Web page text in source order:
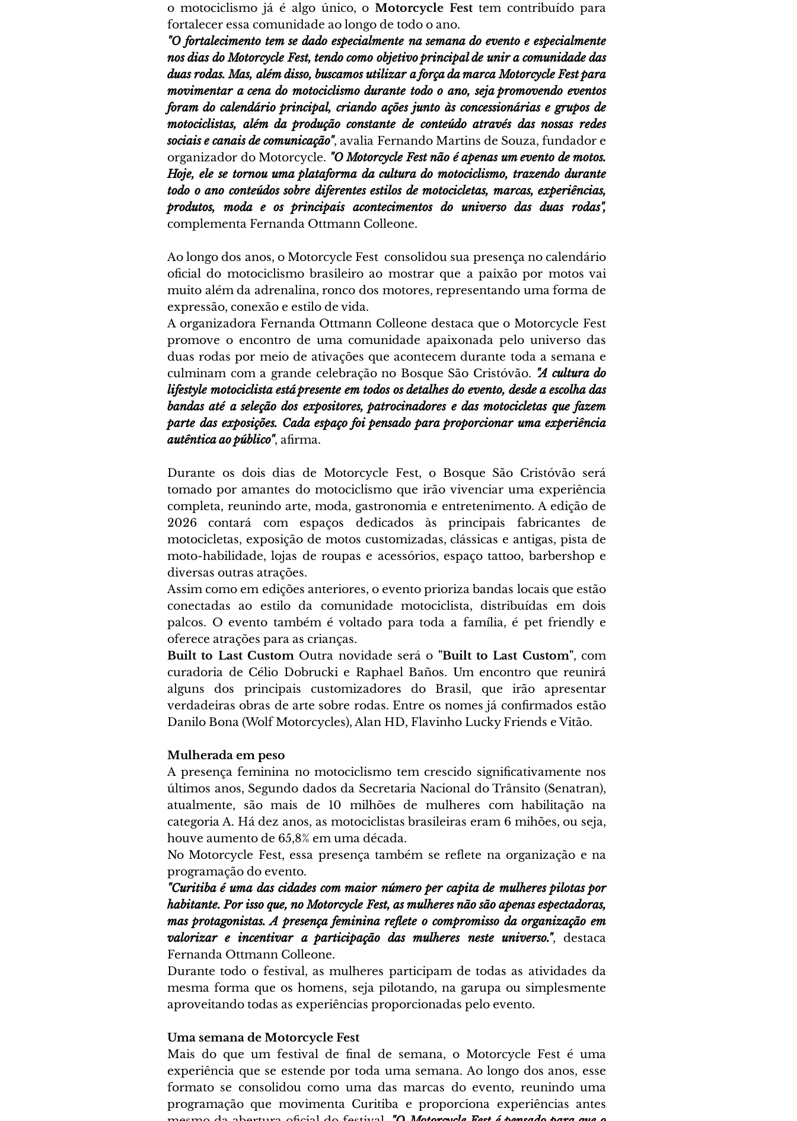
o motociclismo já é algo único, o Motorcycle Fest tem contribuído para
fortalecer essa comunidade ao longo de todo o ano.
"O fortalecimento tem se dado especialmente na semana do evento e especialmente
nos dias do Motorcycle Fest, tendo como objetivo principal de unir a comunidade das
duas rodas. Mas, além disso, buscamos utilizar a força da marca Motorcycle Fest para
movimentar a cena do motociclismo durante todo o ano, seja promovendo eventos
foram do calendário principal, criando ações junto às concessionárias e grupos de
motociclistas, além da produção constante de conteúdo através das nossas redes
sociais e canais de comunicação", avalia Fernando Martins de Souza, fundador e
organizador do Motorcycle. "O Motorcycle Fest não é apenas um evento de motos.
Hoje, ele se tornou uma plataforma da cultura do motociclismo, trazendo durante
todo o ano conteúdos sobre diferentes estilos de motocicletas, marcas, experiências,
produtos, moda e os principais acontecimentos do universo das duas rodas",
complementa Fernanda Ottmann Colleone.
Ao longo dos anos, o Motorcycle Fest  consolidou sua presença no calendário
oficial do motociclismo brasileiro ao mostrar que a paixão por motos vai
muito além da adrenalina, ronco dos motores, representando uma forma de
expressão, conexão e estilo de vida.
A organizadora Fernanda Ottmann Colleone destaca que o Motorcycle Fest
promove o encontro de uma comunidade apaixonada pelo universo das
duas rodas por meio de ativações que acontecem durante toda a semana e
culminam com a grande celebração no Bosque São Cristóvão. "A cultura do
lifestyle motociclista está presente em todos os detalhes do evento, desde a escolha das
bandas até a seleção dos expositores, patrocinadores e das motocicletas que fazem
parte das exposições. Cada espaço foi pensado para proporcionar uma experiência
autêntica ao público", afirma.
Durante os dois dias de Motorcycle Fest, o Bosque São Cristóvão será
tomado por amantes do motociclismo que irão vivenciar uma experiência
completa, reunindo arte, moda, gastronomia e entretenimento. A edição de
2026 contará com espaços dedicados às principais fabricantes de
motocicletas, exposição de motos customizadas, clássicas e antigas, pista de
moto-habilidade, lojas de roupas e acessórios, espaço tattoo, barbershop e
diversas outras atrações.
Assim como em edições anteriores, o evento prioriza bandas locais que estão
conectadas ao estilo da comunidade motociclista, distribuídas em dois
palcos. O evento também é voltado para toda a família, é pet friendly e
oferece atrações para as crianças.
Built to Last Custom Outra novidade será o "Built to Last Custom", com
curadoria de Célio Dobrucki e Raphael Baños. Um encontro que reunirá
alguns dos principais customizadores do Brasil, que irão apresentar
verdadeiras obras de arte sobre rodas. Entre os nomes já confirmados estão
Danilo Bona (Wolf Motorcycles), Alan HD, Flavinho Lucky Friends e Vitão.
Mulherada em peso
A presença feminina no motociclismo tem crescido significativamente nos
últimos anos, Segundo dados da Secretaria Nacional do Trânsito (Senatran),
atualmente, são mais de 10 milhões de mulheres com habilitação na
categoria A. Há dez anos, as motociclistas brasileiras eram 6 mihões, ou seja,
houve aumento de 65,8% em uma década.
No Motorcycle Fest, essa presença também se reflete na organização e na
programação do evento.
"Curitiba é uma das cidades com maior número per capita de mulheres pilotas por
habitante. Por isso que, no Motorcycle Fest, as mulheres não são apenas espectadoras,
mas protagonistas. A presença feminina reflete o compromisso da organização em
valorizar e incentivar a participação das mulheres neste universo.", destaca
Fernanda Ottmann Colleone.
Durante todo o festival, as mulheres participam de todas as atividades da
mesma forma que os homens, seja pilotando, na garupa ou simplesmente
aproveitando todas as experiências proporcionadas pelo evento.
Uma semana de Motorcycle Fest
Mais do que um festival de final de semana, o Motorcycle Fest é uma
experiência que se estende por toda uma semana. Ao longo dos anos, esse
formato se consolidou como uma das marcas do evento, reunindo uma
programação que movimenta Curitiba e proporciona experiências antes